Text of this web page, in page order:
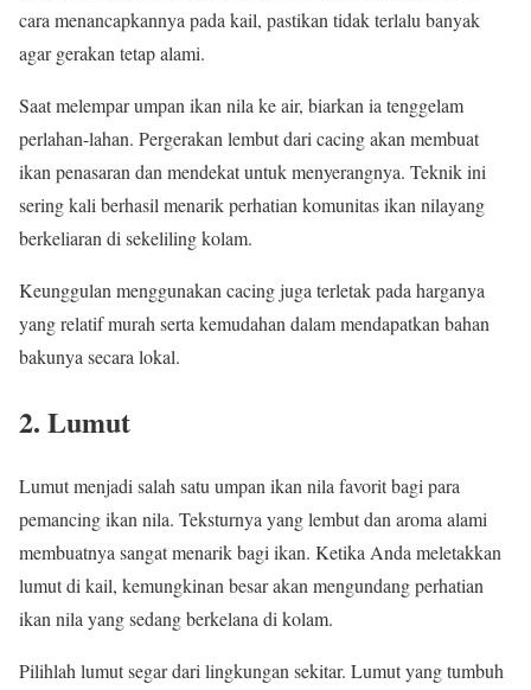
cara menancapkannya pada kail, pastikan tidak terlalu banyak
agar gerakan tetap alami.
Saat melempar umpan ikan nila ke air, biarkan ia tenggelam
perlahan-lahan. Pergerakan lembut dari cacing akan membuat
ikan penasaran dan mendekat untuk menyerangnya. Teknik ini
sering kali berhasil menarik perhatian komunitas ikan nilayang
berkeliaran di sekeliling kolam.
Keunggulan menggunakan cacing juga terletak pada harganya
yang relatif murah serta kemudahan dalam mendapatkan bahan
bakunya secara lokal.
2. Lumut
Lumut menjadi salah satu umpan ikan nila favorit bagi para
pemancing ikan nila. Teksturnya yang lembut dan aroma alami
membuatnya sangat menarik bagi ikan. Ketika Anda meletakkan
lumut di kail, kemungkinan besar akan mengundang perhatian
ikan nila yang sedang berkelana di kolam.
Pilihlah lumut segar dari lingkungan sekitar. Lumut yang tumbuh